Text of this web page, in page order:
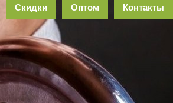
Скидки Оптом Контакты